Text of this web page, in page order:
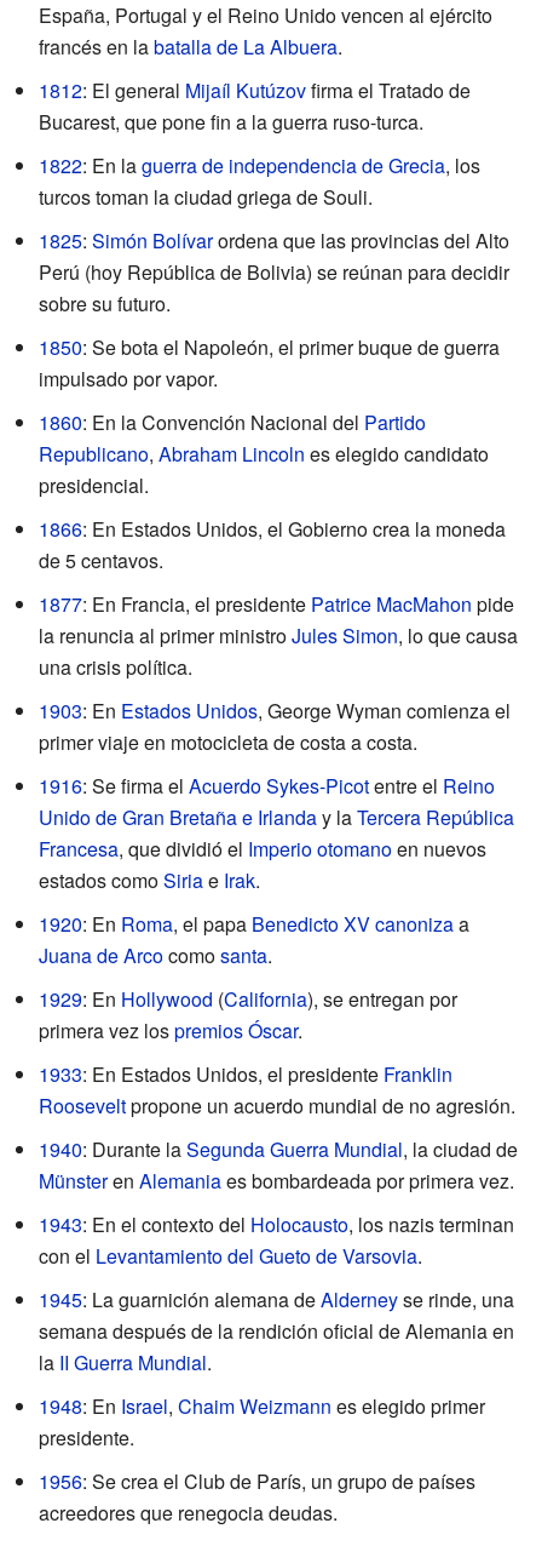
España, Portugal y el Reino Unido vencen al ejército
francés en labatalla de La Albuera.
1812: El general Mijaíl Kutúzovfirma el Tratado de
Bucarest, que pone fin a la guerra ruso-turca.
1822: En laguerra de independencia de Grecia, los
turcos toman la ciudad griega de Souli.
1825: Simón Bolívarordena que las provincias del Alto
Perú (hoy República de Bolivia) se reúnan para decidir
sobre su futuro.
1850: Se bota el Napoleón, el primer buque de guerra
impulsado por vapor.
1860: En la Convención Nacional del Partido
Republicano, Abraham Lincoln es elegido candidato
presidencial.
1866: En Estados Unidos, el Gobierno crea la moneda
de 5 centavos.
1877: En Francia, el presidente Patrice MacMahon pide
la renuncia al primer ministroJules Simon, lo que causa
una crisis política.
1903: En Estados Unidos, George Wyman comienza el
primer viaje en motocicleta de costa a costa.
1916: Se firma el Acuerdo Sykes-Picotentre el Reino
Unido de Gran Bretaña e Irlanday laTercera República
Francesa, que dividió el Imperio otomanoen nuevos
estados comoSiriae Irak.
1920: En Roma, el papa Benedicto XVcanonizaa
Juana de Arcocomosanta.
1929: En Hollywood (California), se entregan por
primera vez lospremios Óscar.
1933: En Estados Unidos, el presidente Franklin
Rooseveltpropone un acuerdo mundial de no agresión.
1940: Durante laSegunda Guerra Mundial, la ciudad de
Münsteren Alemaniaes bombardeada por primera vez.
1943: En el contexto del Holocausto, los nazis terminan
con el Levantamiento del Gueto de Varsovia.
1945: La guarnición alemana deAlderneyse rinde, una
semana después de la rendición oficial de Alemania en
la II Guerra Mundial.
1948: En Israel, Chaim Weizmann es elegido primer
presidente.
1956: Se crea el Club de París, un grupo de países
acreedores que renegocia deudas.